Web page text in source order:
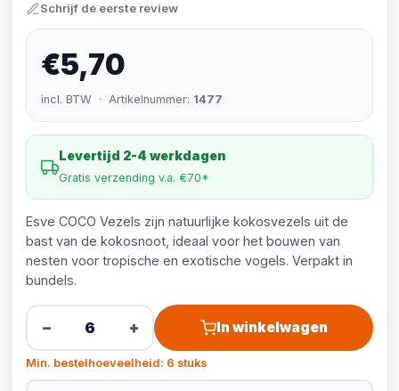
Schrijf de eerste review
€5,70
incl. BTW · Artikelnummer: 1477
Levertijd 2-4 werkdagen
Gratis verzending v.a. €70*
Esve COCO Vezels zijn natuurlijke kokosvezels uit de
bast van de kokosnoot, ideaal voor het bouwen van
nesten voor tropische en exotische vogels. Verpakt in
bundels.
− + In winkelwagen
Min. bestelhoeveelheid: 6 stuks